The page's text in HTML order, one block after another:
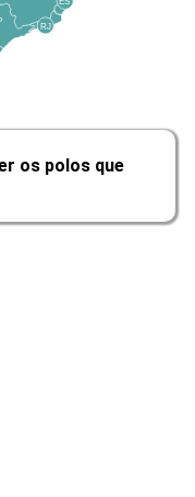
do
RJ
os polos que